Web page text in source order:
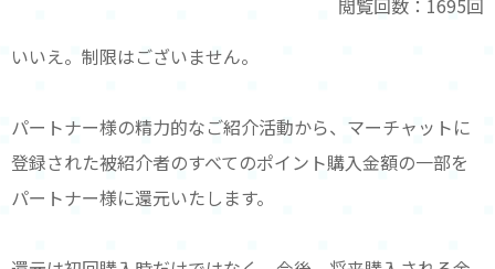
閲覧回数：1695回
いいえ。制限はございません。
パートナー様の精力的なご紹介活動から、マーチャットに
登録された被紹介者のすべてのポイント購入金額の一部を
パートナー様に還元いたします。